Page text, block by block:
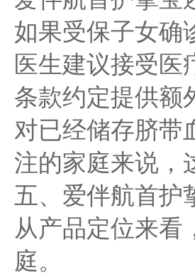
如果受保子女确
医生建议接受医
条款约定提供额
对已经储存脐带
注的家庭来说，
五、爱伴航首护
从产品定位来看
庭。